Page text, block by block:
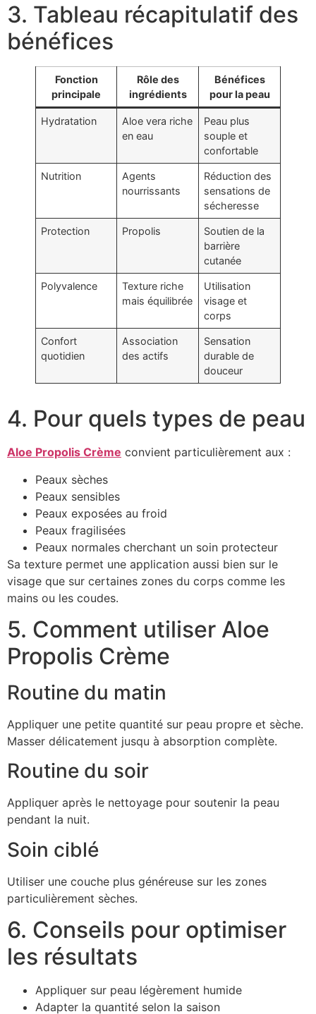
3. Tableau récapitulatif des
bénéfices
Fonction
principale
Rôle des
ingrédients
Bénéfices
pour la peau
Hydratation
Aloe vera riche
en eau
Peau plus
souple et
confortable
Nutrition
Agents
nourrissants
Réduction des
sensations de
sécheresse
Protection Propolis
Soutien de la
barrière
cutanée
Polyvalence
Texture riche
mais équilibrée
Utilisation
visage et
corps
Confort
quotidien
Association
des actifs
Sensation
durable de
douceur
4. Pour quels types de peau
Aloe Propolis Crème convient particulièrement aux :
Peaux sèches
Peaux sensibles
Peaux exposées au froid
Peaux fragilisées
Peaux normales cherchant un soin protecteur
Sa texture permet une application aussi bien sur le
visage que sur certaines zones du corps comme les
mains ou les coudes.
5. Comment utiliser Aloe
Propolis Crème
Routine du matin
Appliquer une petite quantité sur peau propre et sèche.
Masser délicatement jusqu à absorption complète.
Routine du soir
Appliquer après le nettoyage pour soutenir la peau
pendant la nuit.
Soin ciblé
Utiliser une couche plus généreuse sur les zones
particulièrement sèches.
6. Conseils pour optimiser
les résultats
Appliquer sur peau légèrement humide
Adapter la quantité selon la saison